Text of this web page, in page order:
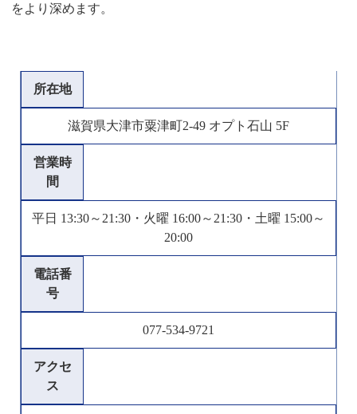
をより深めます。
所在地
滋賀県大津市粟津町2-49 オプト石山 5F
営業時
間
平日 13:30～21:30・火曜 16:00～21:30・土曜 15:00～
20:00
電話番
号
077-534-9721
アクセ
ス